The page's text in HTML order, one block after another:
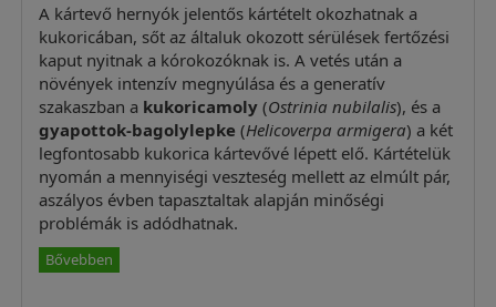
A kártevő hernyók jelentős kártételt okozhatnak a
kukoricában, sőt az általuk okozott sérülések fertőzési
kaput nyitnak a kórokozóknak is. A vetés után a
növények intenzív megnyúlása és a generatív
szakaszban a kukoricamoly (Ostrinia nubilalis), és a
gyapottok-bagolylepke (Helicoverpa armigera) a két
legfontosabb kukorica kártevővé lépett elő. Kártételük
nyomán a mennyiségi veszteség mellett az elmúlt pár,
aszályos évben tapasztaltak alapján minőségi
problémák is adódhatnak.
Bővebben